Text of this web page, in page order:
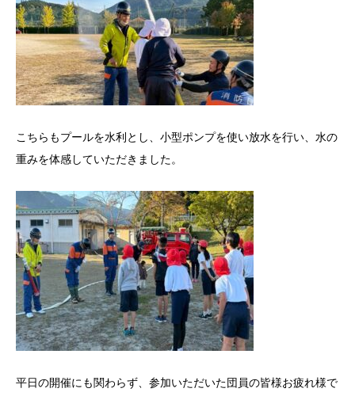
こちらもプールを水利とし、小型ポンプを使い放水を行い、水の
重みを体感していただきました。
平日の開催にも関わらず、参加いただいた団員の皆様お疲れ様で